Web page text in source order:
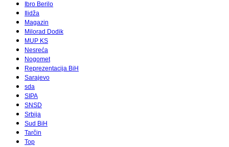
Ibro Berilo
Ilidža
Magazin
Milorad Dodik
MUP KS
Nesreća
Nogomet
Reprezentacija BiH
Sarajevo
sda
SIPA
SNSD
Srbija
Sud BiH
Tarčin
Top